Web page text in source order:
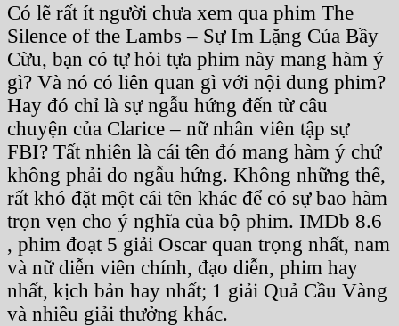
Có lẽ rất ít người chưa xem qua phim The
Silence of the Lambs – Sự Im Lặng Của Bầy
Cừu, bạn có tự hỏi tựa phim này mang hàm ý
gì? Và nó có liên quan gì với nội dung phim?
Hay đó chỉ là sự ngẫu hứng đến từ câu
chuyện của Clarice – nữ nhân viên tập sự
FBI? Tất nhiên là cái tên đó mang hàm ý chứ
không phải do ngẫu hứng. Không những thế,
rất khó đặt một cái tên khác để có sự bao hàm
trọn vẹn cho ý nghĩa của bộ phim. IMDb 8.6
, phim đoạt 5 giải Oscar quan trọng nhất, nam
và nữ diễn viên chính, đạo diễn, phim hay
nhất, kịch bản hay nhất; 1 giải Quả Cầu Vàng
và nhiều giải thưởng khác.